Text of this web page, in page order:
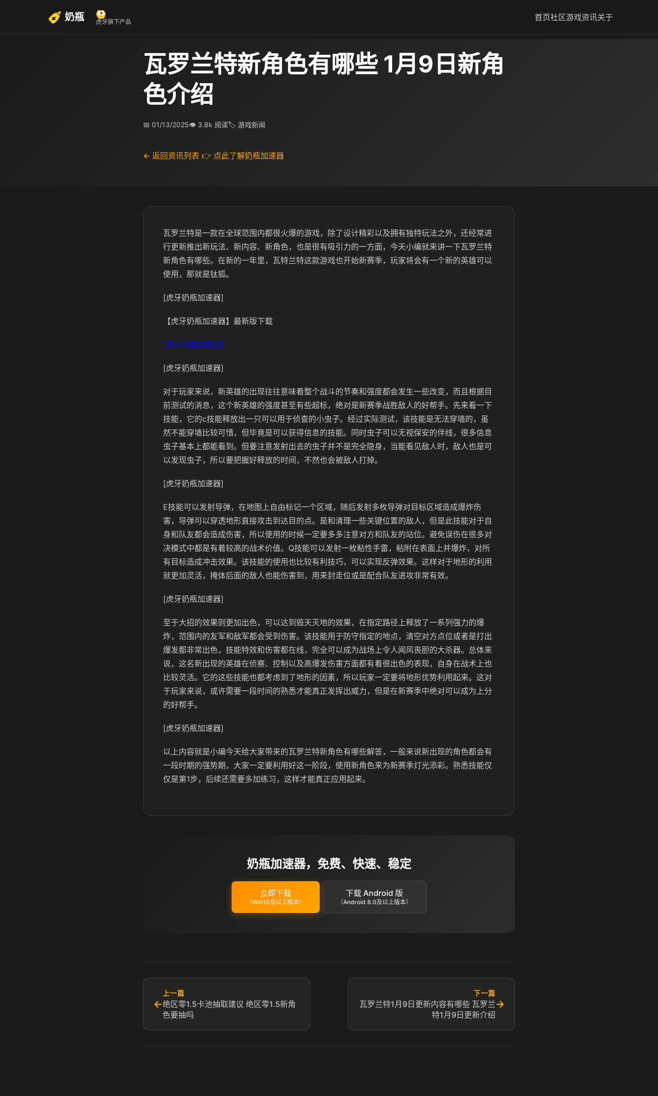
奶瓶 虎牙旗下产品 首页社区游戏资讯关于
瓦罗兰特新角色有哪些 1月9日新角
色介绍
📅 01/13/2025👁 3.8k 阅读🏷 游戏新闻
← 返回资讯列表 👉 点此了解奶瓶加速器
瓦罗兰特是一款在全球范围内都很火爆的游戏，除了设计精彩以及拥有独特玩法之外，还经常进
行更新推出新玩法、新内容、新角色，也是很有吸引力的一方面，今天小编就来讲一下瓦罗兰特
新角色有哪些。在新的一年里，瓦特兰特这款游戏也开始新赛季，玩家将会有一个新的英雄可以
使用，那就是钛狐。
[虎牙奶瓶加速器]
【虎牙奶瓶加速器】最新版下载
[虎牙奶瓶加速器]
[虎牙奶瓶加速器]
对于玩家来说，新英雄的出现往往意味着整个战斗的节奏和强度都会发生一些改变，而且根据目
前测试的消息，这个新英雄的强度甚至有些超标，绝对是新赛季战胜敌人的好帮手。先来看一下
技能，它的c技能释放出一只可以用于侦查的小虫子。经过实际测试，该技能是无法穿墙的，虽
然不能穿墙比较可惜，但毕竟是可以获得信息的技能。同时虫子可以无视保安的伴线，很多信息
虫子基本上都能看到。但要注意发射出去的虫子并不是完全隐身，当能看见敌人时，敌人也是可
以发现虫子，所以要把握好释放的时间，不然也会被敌人打掉。
[虎牙奶瓶加速器]
E技能可以发射导弹，在地图上自由标记一个区域，随后发射多枚导弹对目标区域造成爆炸伤
害，导弹可以穿透地形直接攻击到达目的点。是和清理一些关键位置的敌人，但是此技能对于自
身和队友都会造成伤害，所以使用的时候一定要多多注意对方和队友的站位。避免误伤在很多对
决模式中都是有着较高的战术价值。Q技能可以发射一枚粘性手雷，粘附在表面上并爆炸，对所
有目标造成冲击效果。该技能的使用也比较有利技巧，可以实现反弹效果。这样对于地形的利用
就更加灵活，掩体后面的敌人也能伤害到，用来封走位或是配合队友进攻非常有效。
[虎牙奶瓶加速器]
至于大招的效果则更加出色，可以达到毁天灭地的效果，在指定路径上释放了一系列强力的爆
炸，范围内的友军和敌军都会受到伤害。该技能用于防守指定的地点，清空对方点位或者是打出
爆发都非常出色，技能特效和伤害都在线，完全可以成为战场上令人闻风丧胆的大杀器。总体来
说，这名新出现的英雄在侦察、控制以及高爆发伤害方面都有着很出色的表现，自身在战术上也
比较灵活。它的这些技能也都考虑到了地形的因素，所以玩家一定要将地形优势利用起来。这对
于玩家来说，或许需要一段时间的熟悉才能真正发挥出威力，但是在新赛季中绝对可以成为上分
的好帮手。
[虎牙奶瓶加速器]
以上内容就是小编今天给大家带来的瓦罗兰特新角色有哪些解答，一般来说新出现的角色都会有
一段时期的强势期，大家一定要利用好这一阶段，使用新角色来为新赛季灯光添彩。熟悉技能仅
仅是第1步，后续还需要多加练习，这样才能真正应用起来。
奶瓶加速器，免费、快速、稳定
立即下载
（Win10及以上版本）
下载 Android 版
（Android 8.0及以上版本）
←
上一篇
绝区零1.5卡池抽取建议 绝区零1.5新角
色要抽吗​
下一篇
瓦罗兰特1月9日更新内容有哪些 瓦罗兰
特1月9日更新介绍
→